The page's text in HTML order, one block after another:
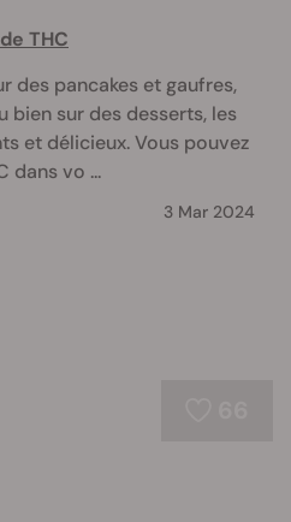
THC
des pancakes et gaufres,
bien sur des desserts, les
et délicieux. Vous pouvez
dans vo ...
3 Mar 2024